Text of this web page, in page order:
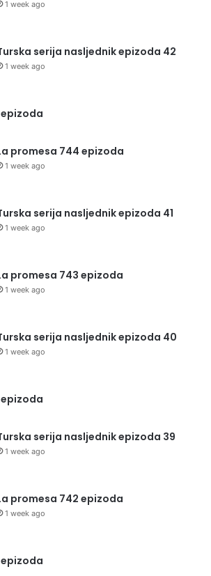
1 week ago
serija nasljednik epizoda 42
1 week ago
promesa 744 epizoda
1 week ago
serija nasljednik epizoda 41
1 week ago
promesa 743 epizoda
1 week ago
serija nasljednik epizoda 40
1 week ago
serija nasljednik epizoda 39
1 week ago
promesa 742 epizoda
1 week ago